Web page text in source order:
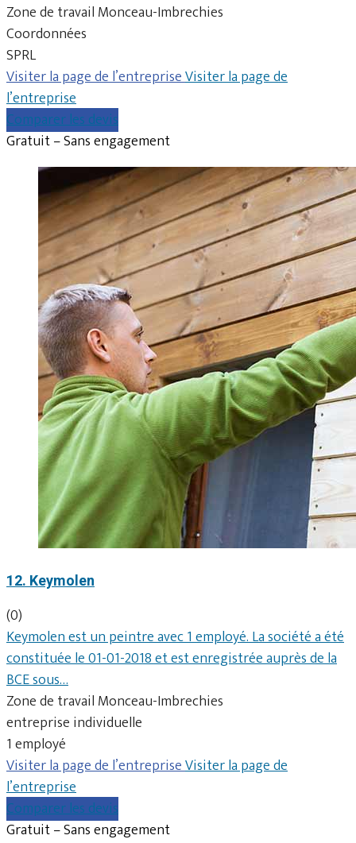
Zone de travail Monceau-Imbrechies
Coordonnées
SPRL
Visiter la page de l’entrepriseVisiter la page de
l’entreprise
Comparer les devis
Gratuit – Sans engagement
12. Keymolen
(0)
Keymolen est un peintre avec 1 employé. La société a été
constituée le 01-01-2018 et est enregistrée auprès de la
BCE sous…
Zone de travail Monceau-Imbrechies
entreprise individuelle
1 employé
Visiter la page de l’entrepriseVisiter la page de
l’entreprise
Comparer les devis
Gratuit – Sans engagement